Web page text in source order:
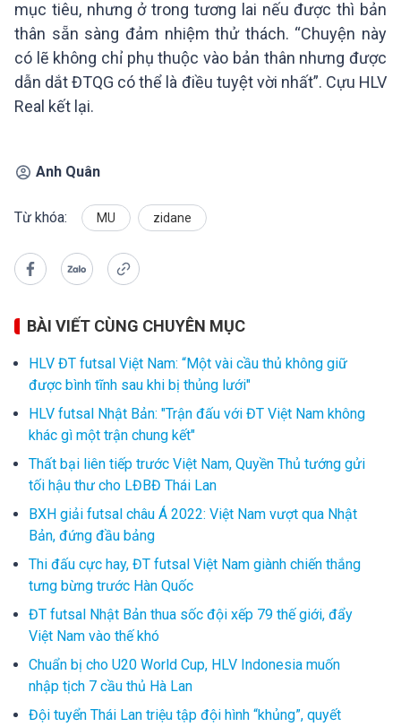
mục tiêu, nhưng ở trong tương lai nếu được thì bản
thân sẵn sàng đảm nhiệm thử thách. “Chuyện này
có lẽ không chỉ phụ thuộc vào bản thân nhưng được
dẫn dắt ĐTQG có thể là điều tuyệt vời nhất”. Cựu HLV
Real kết lại.
Anh Quân
Từ khóa: MU zidane
BÀI VIẾT CÙNG CHUYÊN MỤC
HLV ĐT futsal Việt Nam: “Một vài cầu thủ không giữ
được bình tĩnh sau khi bị thủng lưới"
HLV futsal Nhật Bản: "Trận đấu với ĐT Việt Nam không
khác gì một trận chung kết"
Thất bại liên tiếp trước Việt Nam, Quyền Thủ tướng gửi
tối hậu thư cho LĐBĐ Thái Lan
BXH giải futsal châu Á 2022: Việt Nam vượt qua Nhật
Bản, đứng đầu bảng
Thi đấu cực hay, ĐT futsal Việt Nam giành chiến thắng
tưng bừng trước Hàn Quốc
ĐT futsal Nhật Bản thua sốc đội xếp 79 thế giới, đẩy
Việt Nam vào thế khó
Chuẩn bị cho U20 World Cup, HLV Indonesia muốn
nhập tịch 7 cầu thủ Hà Lan
Đội tuyển Thái Lan triệu tập đội hình “khủng”, quyết